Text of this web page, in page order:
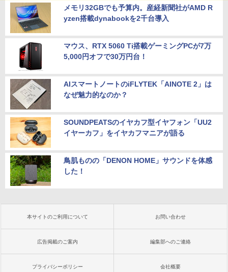
メモリ32GBでも予算内。産経新聞社がAMD R
yzen搭載dynabookを2千台導入
マウス、RTX 5060 Ti搭載ゲーミングPCが7万
5,000円オフで30万円台！
AIスマートノートのiFLYTEK「AINOTE 2」は
なぜ魅力的なのか？
SOUNDPEATSのイヤカフ型イヤフォン「UU2
イヤーカフ」をイヤカフマニアが語る
鳥肌ものの「DENON HOME」サウンドを体感
した！
本サイトのご利用について お問い合わせ
広告掲載のご案内 編集部へのご連絡
プライバシーポリシー 会社概要